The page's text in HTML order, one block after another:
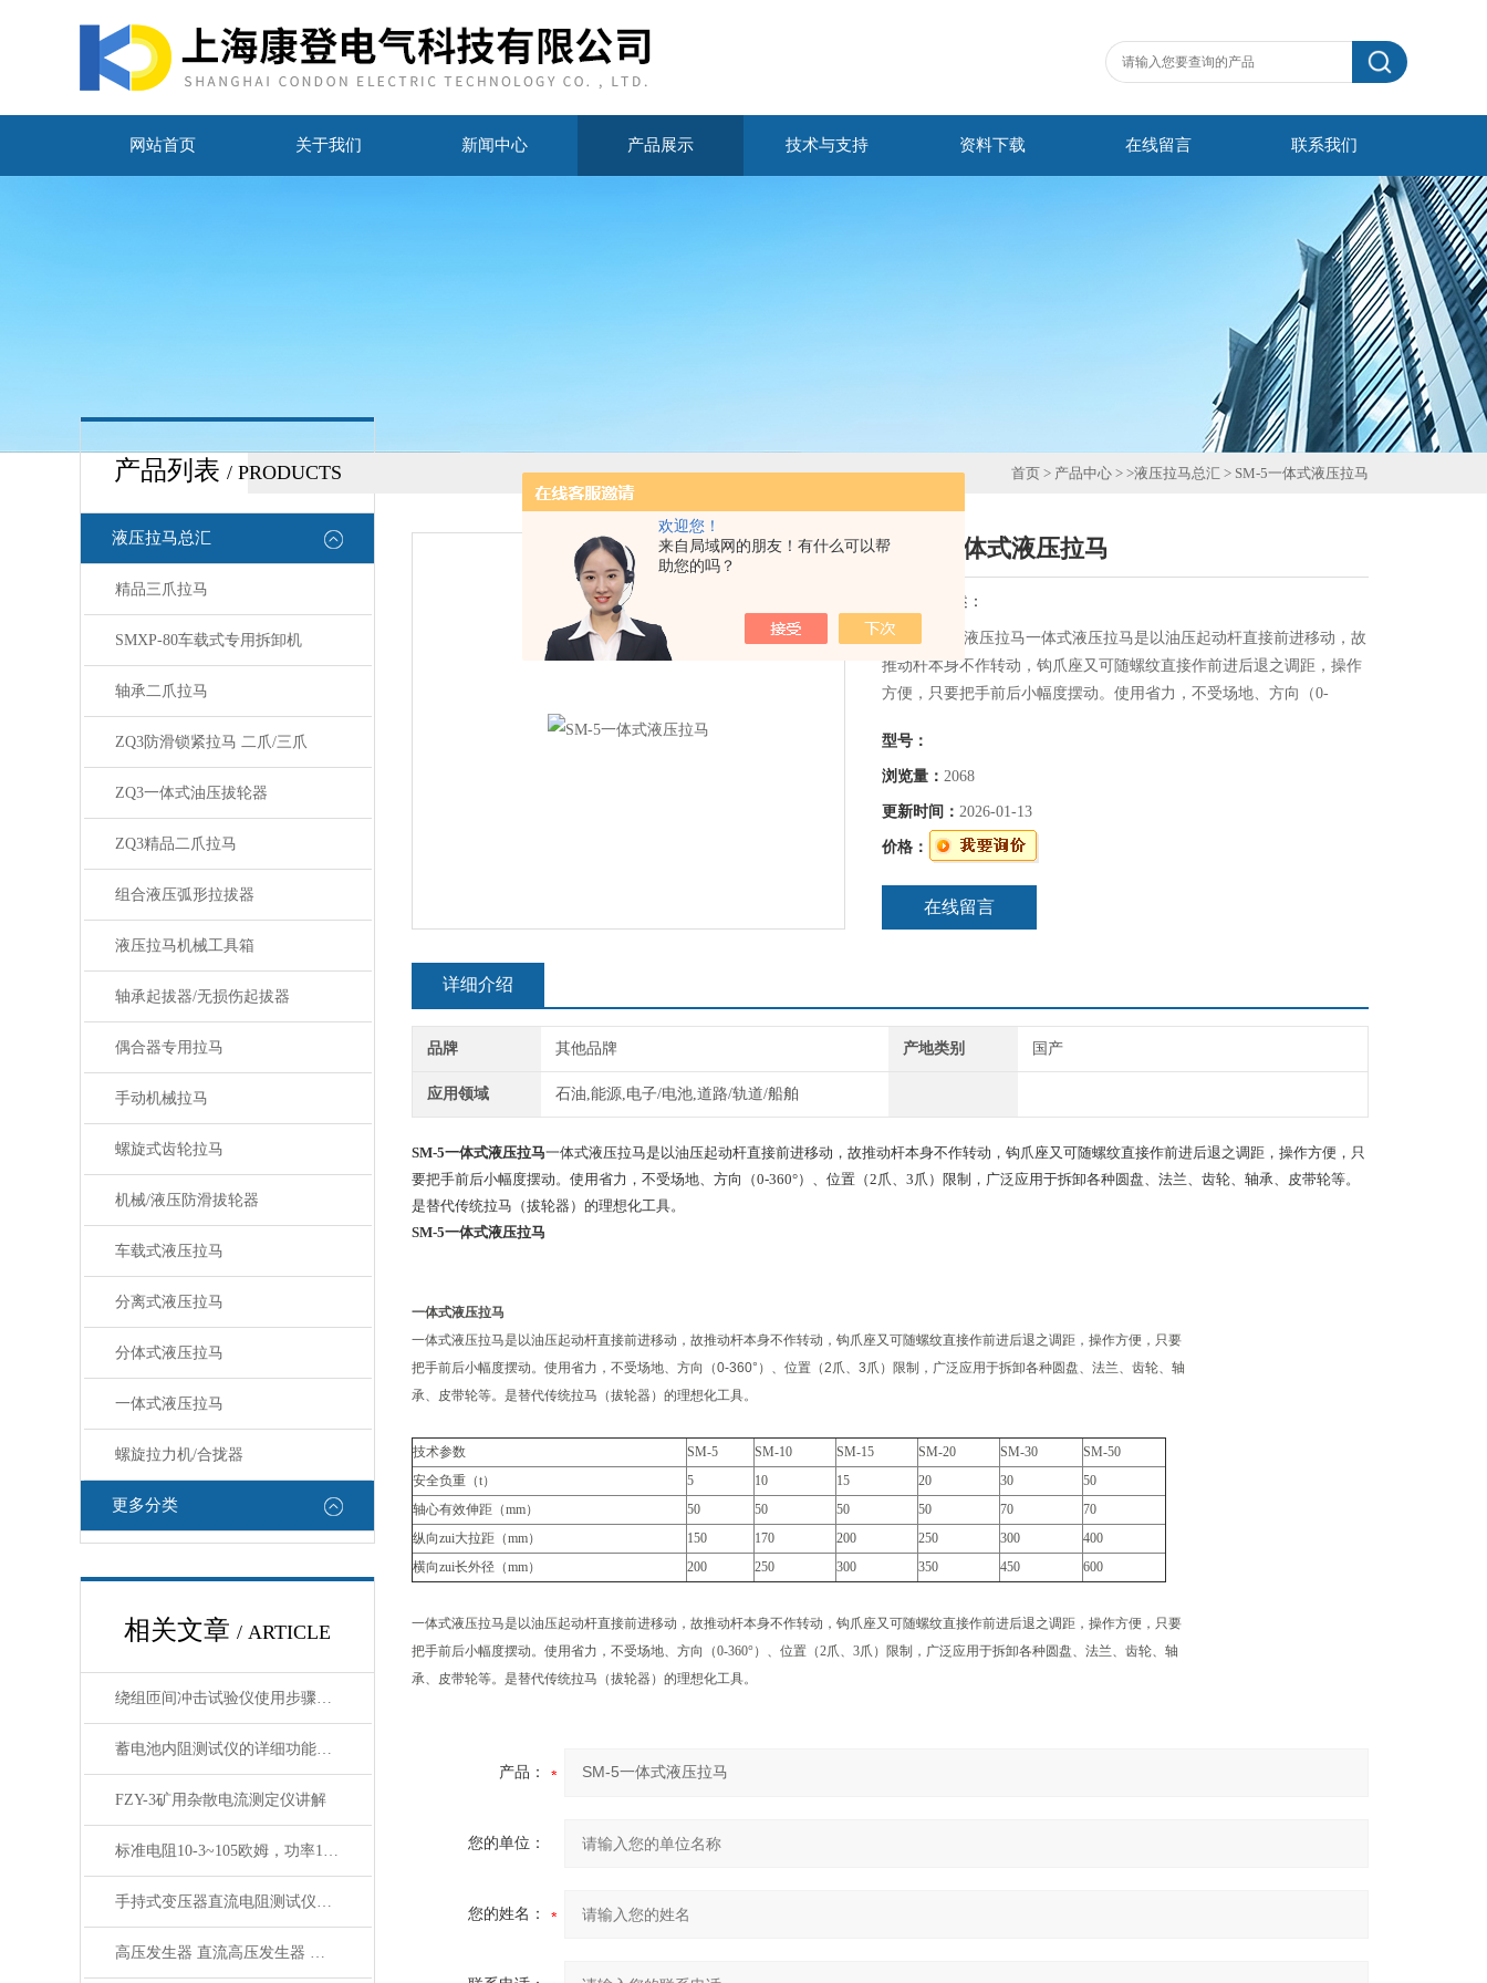
欢迎您！
来自局域网的朋友！有什么可以帮
助您的吗？
网站首页 关于我们 新闻中心 产品展示 技术与支持 资料下载 在线留言 联系我们
产品列表 / PRODUCTS
液压拉马总汇
精品三爪拉马
SMXP-80车载式专用拆卸机
轴承二爪拉马
ZQ3防滑锁紧拉马 二爪/三爪
ZQ3一体式油压拔轮器
ZQ3精品二爪拉马
组合液压弧形拉拔器
液压拉马机械工具箱
轴承起拔器/无损伤起拔器
偶合器专用拉马
手动机械拉马
螺旋式齿轮拉马
机械/液压防滑拔轮器
车载式液压拉马
分离式液压拉马
分体式液压拉马
一体式液压拉马
螺旋拉力机/合拢器
更多分类
相关文章 / ARTICLE
绕组匝间冲击试验仪使用步骤的详细说明
蓄电池内阻测试仪的详细功能原理及使用方法？
FZY-3矿用杂散电流测定仪讲解
标准电阻10-3~105欧姆，功率1/2w，线绕型
手持式变压器直流电阻测试仪操作说明
高压发生器 直流高压发生器 超低频高压发生器
首页 > 产品中心 > >液压拉马总汇 > SM-5一体式液压拉马
SM-5一体式液压拉马
简要描述：
SM-5一体式液压拉马一体式液压拉马是以油压起动杆直接前进移动，故
推动杆本身不作转动，钩爪座又可随螺纹直接作前进后退之调距，操作
方便，只要把手前后小幅度摆动。使用省力，不受场地、方向（0-
轮、轴承、皮带轮等。是替代传统拉马（拔轮器）的理想化工具。
型号：
浏览量： 2068
更新时间： 2026-01-13
价格：
在线留言
详细介绍
品牌 其他品牌 产地类别 国产
应用领域 石油,能源,电子/电池,道路/轨道/船舶
SM-5一体式液压拉马一体式液压拉马是以油压起动杆直接前进移动，故推动杆本身不作转动，钩爪座又可随螺纹直接作前进后退之调距，操作方便，只
要把手前后小幅度摆动。使用省力，不受场地、方向（0-360°）、位置（2爪、3爪）限制，广泛应用于拆卸各种圆盘、法兰、齿轮、轴承、皮带轮等。
是替代传统拉马（拔轮器）的理想化工具。
SM-5一体式液压拉马
一体式液压拉马
一体式液压拉马是以油压起动杆直接前进移动，故推动杆本身不作转动，钩爪座又可随螺纹直接作前进后退之调距，操作方便，只要
把手前后小幅度摆动。使用省力，不受场地、方向（0-360°）、位置（2爪、3爪）限制，广泛应用于拆卸各种圆盘、法兰、齿轮、轴
承、皮带轮等。是替代传统拉马（拔轮器）的理想化工具。
技术参数 SM-5 SM-10 SM-15 SM-20 SM-30
SM-50
安全负重（t）
5 10 15 20 30
50
轴心有效伸距（mm）
50 50 50 50 70
70
纵向zui大拉距（mm）
150 170 200 250 300
400
横向zui长外径（mm）
200 250 300 350 450 600
一体式液压拉马是以油压起动杆直接前进移动，故推动杆本身不作转动，钩爪座又可随螺纹直接作前进后退之调距，操作方便，只要
把手前后小幅度摆动。使用省力，不受场地、方向（0-360°）、位置（2爪、3爪）限制，广泛应用于拆卸各种圆盘、法兰、齿轮、轴
承、皮带轮等。是替代传统拉马（拔轮器）的理想化工具。
产品：
您的单位：
您的姓名：